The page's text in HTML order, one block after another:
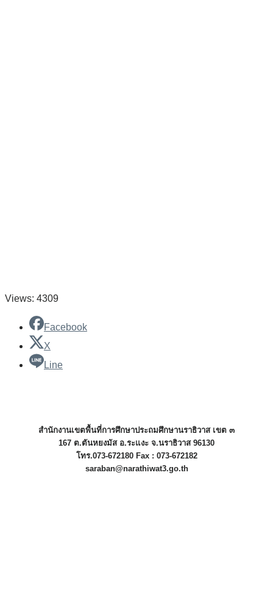
Views: 4309
Facebook
X
Line
สำนักงานเขตพื้นที่การศึกษาประถมศึกษานราธิวาส เขต ๓
167 ต.ตันหยงมัส อ.ระแงะ จ.นราธิวาส 96130
โทร.073-672180 Fax : 073-672182
saraban@narathiwat3.go.th